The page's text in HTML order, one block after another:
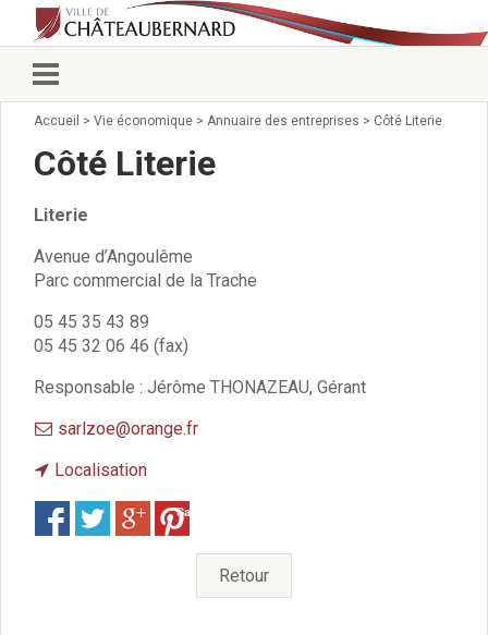
Vie municipale
Élus
Conseillers municipaux
Arrêtés du Maire
Services municipaux
Pour venir nous voir
État civil/élections/formalités
administratives
C.C.A.S.
Affaires Scolaires
Police Municipale/règlementation
Cimetière/réglementation funéraire
Licences boissons
Accueil > Vie économique > Annuaire des entreprises > Côté Literie
Côté Literie
Literie
Avenue d’Angoulême
Parc commercial de la Trache
05 45 35 43 89
05 45 32 06 46 (fax)
Responsable : Jérôme THONAZEAU, Gérant
sarlzoe@orange.fr
Localisation
Save
Retour